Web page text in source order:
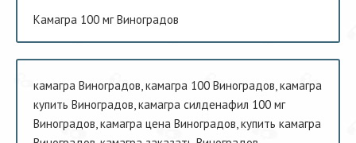
Камагра 100 мг Виноградов
камагра Виноградов, камагра 100 Виноградов, камагра
купить Виноградов, камагра силденафил 100 мг
Виноградов, камагра цена Виноградов, купить камагра